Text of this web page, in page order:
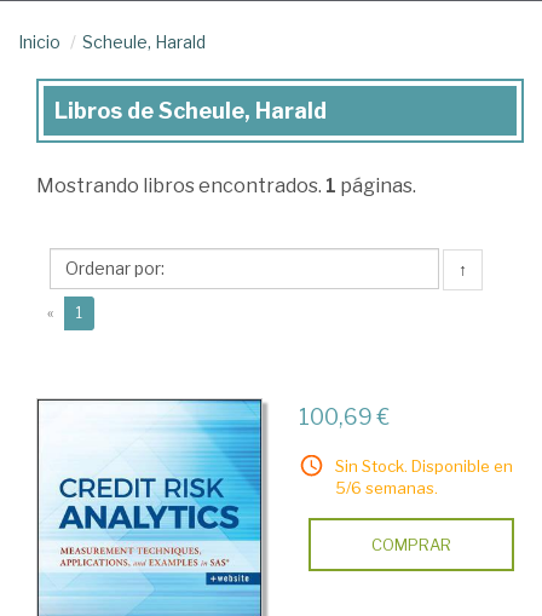
Inicio Scheule, Harald
Libros
Scheule,
Libros de Scheule, Harald
Mostrando libros encontrados. 1 páginas.
↑
« 1
100,69 €
Sin Stock. Disponible en
5/6 semanas.
COMPRAR